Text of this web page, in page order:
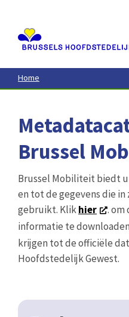
contenu
principal
Home
Brussel
Brussel Mobiliteit biedt
en tot de gegevens die
gebruikt. Klikhier
. om
informatie te
krijgen tot de officiële
Hoofdstedelijk Gewest.